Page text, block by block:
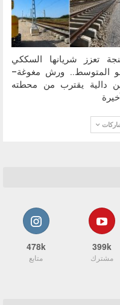
تعزز شريانها السككي
المتوسط.. ورش مغوغة–
دالية يقترب من محطته
399k
مشترك
478k
متابع